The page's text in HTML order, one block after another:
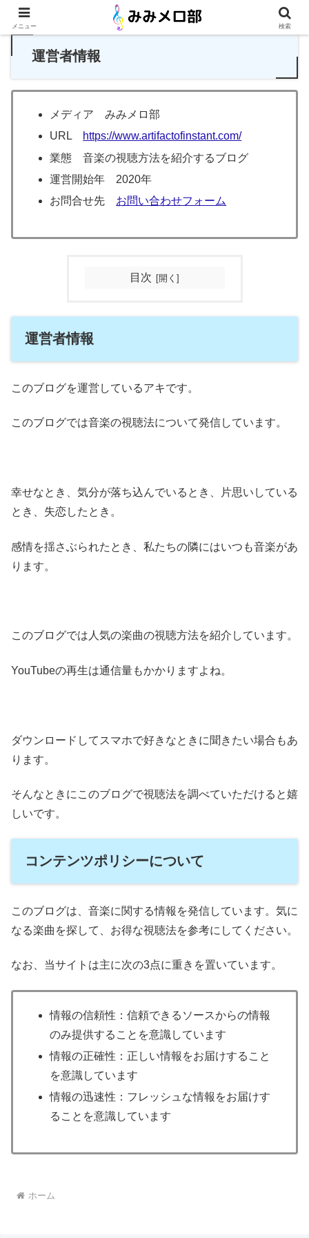
運営者情報
メディア みみメロ部
URL
https://www.artifactofinstant.com/
業態 音楽の視聴方法を紹介するブログ
運営開始年 2020年
お問合せ先 お問い合わせフォーム
目次
運営者情報
このブログを運営しているアキです。
このブログでは音楽の視聴法について発信しています。
幸せなとき、気分が落ち込んでいるとき、片思いしている
とき、失恋したとき。
感情を揺さぶられたとき、私たちの隣にはいつも音楽があ
ります。
このブログでは人気の楽曲の視聴方法を紹介しています。
YouTubeの再生は通信量もかかりますよね。
ダウンロードしてスマホで好きなときに聞きたい場合もあ
ります。
そんなときにこのブログで視聴法を調べていただけると嬉
しいです。
コンテンツポリシーについて
このブログは、音楽に関する情報を発信しています。気に
なる楽曲を探して、お得な視聴法を参考にしてください。
なお、当サイトは主に次の3点に重きを置いています。
情報の信頼性：信頼できるソースからの情報
のみ提供することを意識しています
情報の正確性：正しい情報をお届けすること
を意識しています
情報の迅速性：フレッシュな情報をお届けす
ることを意識しています
ホーム
メニュー 検索